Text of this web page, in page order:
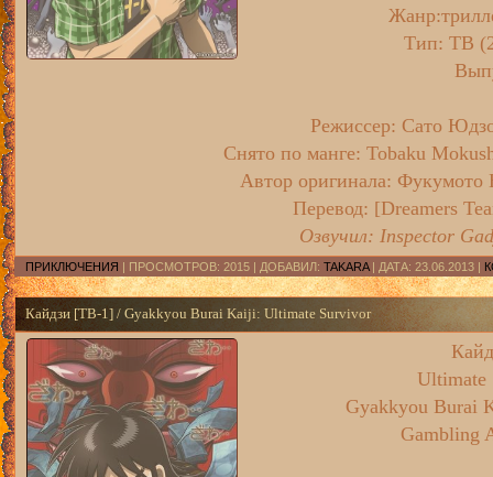
Жанр:
Тип: ТВ
Режиссер: Сато
Снято по манге: Tobaku
Автор оригинала: Фукумото
Перевод: [Dreamers
Озвучил: Inspector
ПРИКЛЮЧЕНИЯ | ПРОСМОТРОВ: 2015 | ДОБАВИЛ: TAKARA| ДАТА: 23.06.2013 |
Кайдзи [ТВ-1] / Gyakkyou Burai Kaiji: Ultimate Survivor
Gyakkyou Burai
Gambling